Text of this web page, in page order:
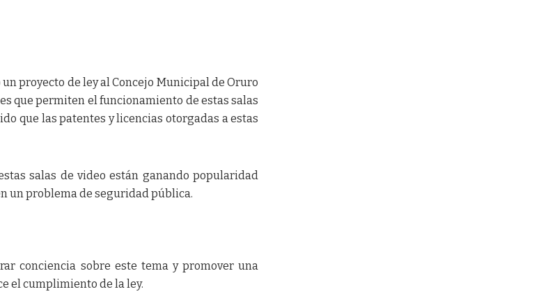
proyecto de ley al Concejo Municipal de Oruro
que permiten el funcionamiento de estas salas
que las patentes y licencias otorgadas a estas
salas de video están ganando popularidad
un problema de seguridad pública.
conciencia sobre este tema y promover una
el cumplimiento de la ley.